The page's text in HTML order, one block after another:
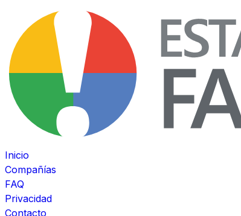
Inicio
Compañías
FAQ
Privacidad
Contacto